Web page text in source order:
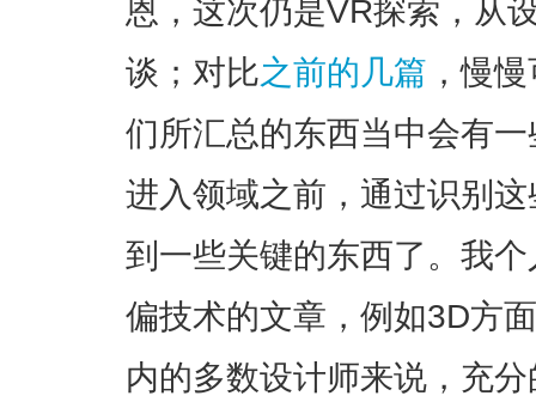
恩，这次仍是VR探索，从
谈；对比之前的几篇 ，慢
们所汇总的东西当中会有
进入领域之前，通过识别
到一些关键的东西了。我
偏技术的文章，例如3D方
内的多数设计师来说，充